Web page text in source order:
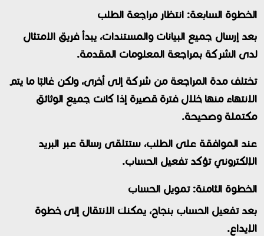
الخطوة السابعة: انتظار مراجعة الطلب
بعد إرسال جميع البيانات والمستندات، يبدأ فريق الامتثال
لدى الشركة بمراجعة المعلومات المقدمة.
تختلف مدة المراجعة من شركة إلى أخرى، ولكن غالبًا ما يتم
الانتهاء منها خلال فترة قصيرة إذا كانت جميع الوثائق
مكتملة وصحيحة.
عند الموافقة على الطلب، ستتلقى رسالة عبر البريد
الإلكتروني تؤكد تفعيل الحساب.
الخطوة الثامنة: تمويل الحساب
بعد تفعيل الحساب بنجاح، يمكنك الانتقال إلى خطوة
الإيداع.